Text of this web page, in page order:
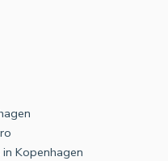
Kopenhagen